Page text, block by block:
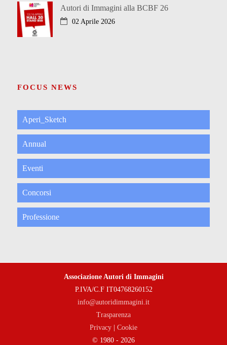
Autori di Immagini alla BCBF 26
02 Aprile 2026
FOCUS NEWS
Aperi_Sketch
Annual
Eventi
Concorsi
Professione
Associazione Autori di Immagini
P.IVA/C.F IT04768260152
info@autoridimmagini.it
Trasparenza
Privacy
Cookie
© 1980 - 2026